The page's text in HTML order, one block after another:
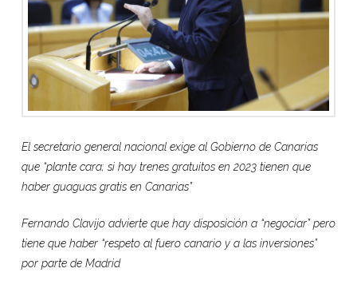
El secretario general nacional exige al Gobierno de Canarias
que “plante cara; si hay trenes gratuitos en 2023 tienen que
haber guaguas gratis en Canarias”
Fernando Clavijo advierte que hay disposición a “negociar” pero
tiene que haber “respeto al fuero canario y a las inversiones”
por parte de Madrid